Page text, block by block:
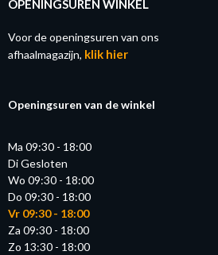
OPENINGSUREN WINKEL
Voor de openingsuren van ons
afhaalmagazijn, klik hier
Openingsuren van de winkel
Ma 09:30 - 18:00
Di Gesloten
Wo 09:30 - 18:00
Do 09:30 - 18:00
Vr 09:30 - 18:00
Za 09:30 - 18:00
Zo 13:30 - 18:00